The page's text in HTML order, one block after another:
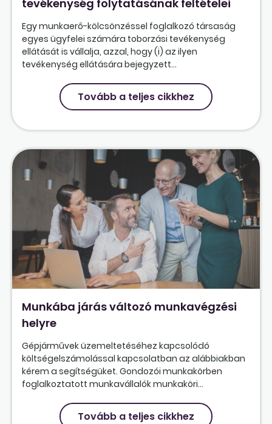
tevékenység folytatásának feltételei
Egy munkaerő-kölcsönzéssel foglalkozó társaság
egyes ügyfelei számára toborzási tevékenység
ellátását is vállalja, azzal, hogy (i) az ilyen
tevékenység ellátására bejegyzett...
Tovább a teljes cikkhez
Munkába járás változó munkavégzési
helyre
Gépjárművek üzemeltetéséhez kapcsolódó
költségelszámolással kapcsolatban az alábbiakban
kérem a segítségüket. Gondozói munkakörben
foglalkoztatott munkavállalók munkaköri...
Tovább a teljes cikkhez